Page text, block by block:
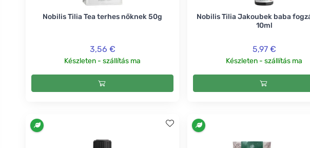
Nobilis Tilia Tea terhes nőknek 50g
3,56 €
Készleten - szállítás ma
Nobilis Tilia Jakoubek baba
10ml
5,97 €
Készleten - szállítás ma